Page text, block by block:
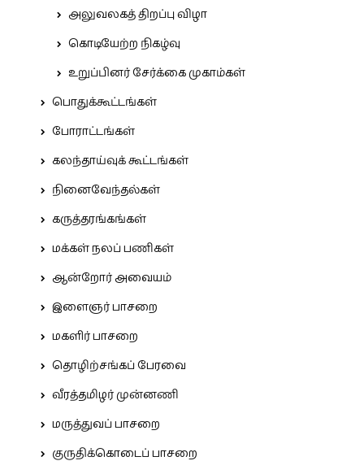
அலுவலகத் திறப்பு விழா
கொடியேற்ற நிகழ்வு
உறுப்பினர் சேர்க்கை முகாம்கள்
பொதுக்கூட்டங்கள்
போராட்டங்கள்
கலந்தாய்வுக் கூட்டங்கள்
நினைவேந்தல்கள்
கருத்தரங்கங்கள்
மக்கள் நலப் பணிகள்
ஆன்றோர் அவையம்
இளைஞர் பாசறை
மகளிர் பாசறை
தொழிற்சங்கப் பேரவை
வீரத்தமிழர் முன்னணி
மருத்துவப் பாசறை
குருதிக்கொடைப் பாசறை